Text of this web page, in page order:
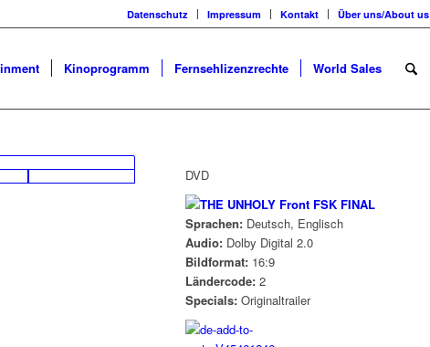
Datenschutz Impressum Kontakt Über uns/About us
Kinoprogramm Fernsehlizenzrechte World Sales
DVD
Sprachen: Deutsch, Englisch
Audio: Dolby Digital 2.0
Bildformat: 16:9
Ländercode:2
Specials:Originaltrailer